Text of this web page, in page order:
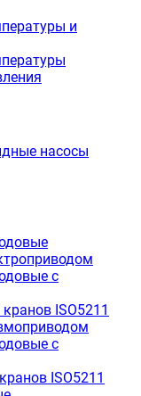
и
насосы
с
ISO5211
с
ISO5211